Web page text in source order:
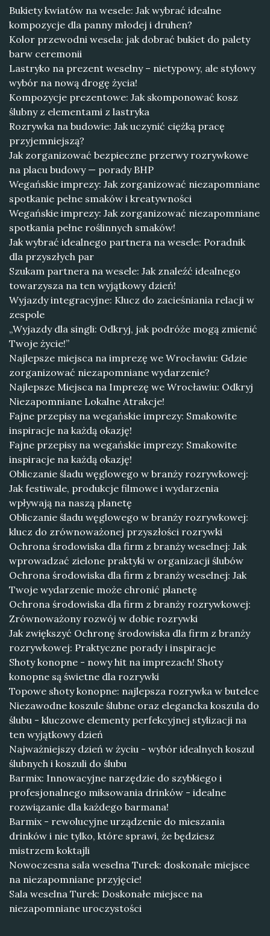
Bukiety kwiatów na wesele: Jak wybrać idealne
kompozycje dla panny młodej i druhen?
Kolor przewodni wesela: jak dobrać bukiet do palety
barw ceremonii
Lastryko na prezent weselny – nietypowy, ale stylowy
wybór na nową drogę życia!
Kompozycje prezentowe: Jak skomponować kosz
ślubny z elementami z lastryka
Rozrywka na budowie: Jak uczynić ciężką pracę
przyjemniejszą?
Jak zorganizować bezpieczne przerwy rozrywkowe
na placu budowy — porady BHP
Wegańskie imprezy: Jak zorganizować niezapomniane
spotkanie pełne smaków i kreatywności
Wegańskie imprezy: Jak zorganizować niezapomniane
spotkania pełne roślinnych smaków!
Jak wybrać idealnego partnera na wesele: Poradnik
dla przyszłych par
Szukam partnera na wesele: Jak znaleźć idealnego
towarzysza na ten wyjątkowy dzień!
Wyjazdy integracyjne: Klucz do zacieśniania relacji w
zespole
„Wyjazdy dla singli: Odkryj, jak podróże mogą zmienić
Twoje życie!”
Najlepsze miejsca na imprezę we Wrocławiu: Gdzie
zorganizować niezapomniane wydarzenie?
Najlepsze Miejsca na Imprezę we Wrocławiu: Odkryj
Niezapomniane Lokalne Atrakcje!
Fajne przepisy na wegańskie imprezy: Smakowite
inspiracje na każdą okazję!
Fajne przepisy na wegańskie imprezy: Smakowite
inspiracje na każdą okazję!
Obliczanie śladu węglowego w branży rozrywkowej:
Jak festiwale, produkcje filmowe i wydarzenia
wpływają na naszą planetę
Obliczanie śladu węglowego w branży rozrywkowej:
klucz do zrównoważonej przyszłości rozrywki
Ochrona środowiska dla firm z branży weselnej: Jak
wprowadzać zielone praktyki w organizacji ślubów
Ochrona środowiska dla firm z branży weselnej: Jak
Twoje wydarzenie może chronić planetę
Ochrona środowiska dla firm z branży rozrywkowej:
Zrównoważony rozwój w dobie rozrywki
Jak zwiększyć Ochronę środowiska dla firm z branży
rozrywkowej: Praktyczne porady i inspiracje
Shoty konopne - nowy hit na imprezach! Shoty
konopne są świetne dla rozrywki
Topowe shoty konopne: najlepsza rozrywka w butelce
Niezawodne koszule ślubne oraz elegancka koszula do
ślubu - kluczowe elementy perfekcyjnej stylizacji na
ten wyjątkowy dzień
Najważniejszy dzień w życiu - wybór idealnych koszul
ślubnych i koszuli do ślubu
Barmix: Innowacyjne narzędzie do szybkiego i
profesjonalnego miksowania drinków - idealne
rozwiązanie dla każdego barmana!
Barmix - rewolucyjne urządzenie do mieszania
drinków i nie tylko, które sprawi, że będziesz
mistrzem koktajli
Nowoczesna sala weselna Turek: doskonałe miejsce
na niezapomniane przyjęcie!
Sala weselna Turek: Doskonałe miejsce na
niezapomniane uroczystości